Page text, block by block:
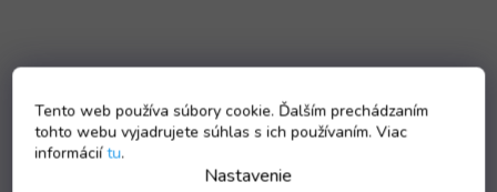
Tento web používa súbory cookie. Ďalším prechádzaním
tohto webu vyjadrujete súhlas s ich používaním. Viac
informáciítu.
Nastavenie